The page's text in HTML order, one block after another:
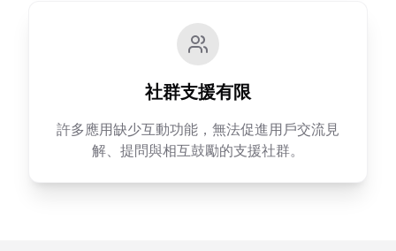
社群支援有限
許多應用缺少互動功能，無法促進用戶交流見
解、提問與相互鼓勵的支援社群。